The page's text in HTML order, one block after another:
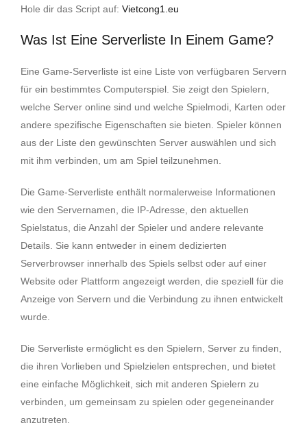
Hole dir das Script auf: Vietcong1.eu
Was Ist Eine Serverliste In Einem Game?
Eine Game-Serverliste ist eine Liste von verfügbaren Servern
für ein bestimmtes Computerspiel. Sie zeigt den Spielern,
welche Server online sind und welche Spielmodi, Karten oder
andere spezifische Eigenschaften sie bieten. Spieler können
aus der Liste den gewünschten Server auswählen und sich
mit ihm verbinden, um am Spiel teilzunehmen.
Die Game-Serverliste enthält normalerweise Informationen
wie den Servernamen, die IP-Adresse, den aktuellen
Spielstatus, die Anzahl der Spieler und andere relevante
Details. Sie kann entweder in einem dedizierten
Serverbrowser innerhalb des Spiels selbst oder auf einer
Website oder Plattform angezeigt werden, die speziell für die
Anzeige von Servern und die Verbindung zu ihnen entwickelt
wurde.
Die Serverliste ermöglicht es den Spielern, Server zu finden,
die ihren Vorlieben und Spielzielen entsprechen, und bietet
eine einfache Möglichkeit, sich mit anderen Spielern zu
verbinden, um gemeinsam zu spielen oder gegeneinander
anzutreten.